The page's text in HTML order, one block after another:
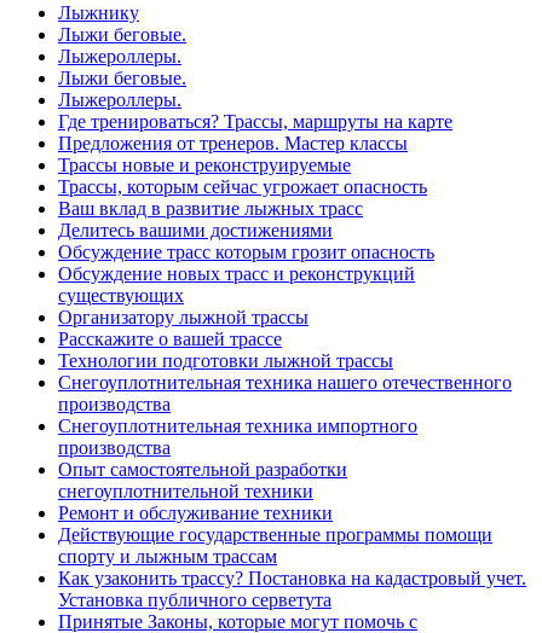
Лыжнику
Лыжи беговые.
Лыжероллеры.
Лыжи беговые.
Лыжероллеры.
Где тренироваться? Трассы, маршруты на карте
Предложения от тренеров. Мастер классы
Трассы новые и реконструируемые
Трассы, которым сейчас угрожает опасность
Ваш вклад в развитие лыжных трасс
Делитесь вашими достижениями
Обсуждение трасс которым грозит опасность
Обсуждение новых трасс и реконструкций
существующих
Организатору лыжной трассы
Расскажите о вашей трассе
Технологии подготовки лыжной трассы
Снегоуплотнительная техника нашего отечественного
производства
Снегоуплотнительная техника импортного
производства
Опыт самостоятельной разработки
снегоуплотнительной техники
Ремонт и обслуживание техники
Действующие государственные программы помощи
спорту и лыжным трассам
Как узаконить трассу? Постановка на кадастровый учет.
Установка публичного серветута
Принятые Законы, которые могут помочь с